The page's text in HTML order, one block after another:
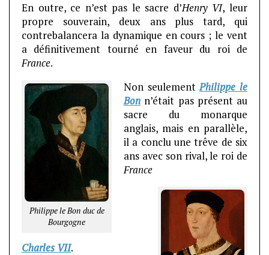
En outre, ce n’est pas le sacre d’Henry VI, leur
propre souverain, deux ans plus tard, qui
contrebalancera la dynamique en cours ; le vent
a définitivement tourné en faveur du roi de
France.
Philippe le Bon duc de
Bourgogne
Non seulementPhilippe le
Bon n’était pas présent au
sacre du monarque
anglais, mais en parallèle,
il a conclu une trêve de six
ans avec son rival, le roi de
France
Charles VII.